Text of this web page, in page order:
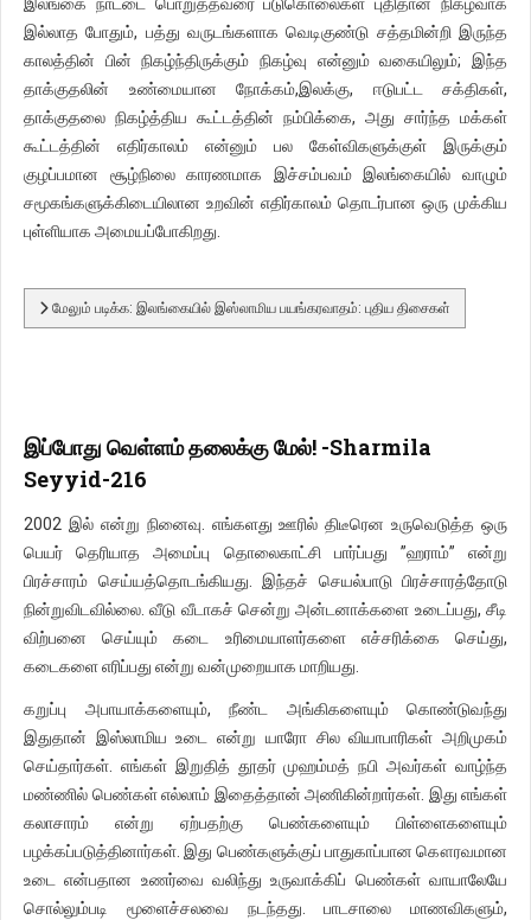
இலங்கை நாட்டை பொறுத்தவரை படுகொலைகள் புதிதான நிகழ்வாக
இல்லாத போதும், பத்து வருடங்களாக வெடிகுண்டு சத்தமின்றி இருந்த
காலத்தின் பின் நிகழ்ந்திருக்கும் நிகழ்வு என்னும் வகையிலும்; இந்த
தாக்குதலின் உண்மையான நோக்கம்,இலக்கு, ஈடுபட்ட சக்திகள்,
தாக்குதலை நிகழ்த்திய கூட்டத்தின் நம்பிக்கை, அது சார்ந்த மக்கள்
கூட்டத்தின் எதிர்காலம் என்னும் பல கேள்விகளுக்குள் இருக்கும்
குழப்பமான சூழ்நிலை காரணமாக இச்சம்பவம் இலங்கையில் வாழும்
சமூகங்களுக்கிடையிலான உறவின் எதிர்காலம் தொடர்பான ஒரு முக்கிய
புள்ளியாக அமையப்போகிறது.
மேலும் படிக்க: இலங்கையில் இஸ்லாமிய பயங்கரவாதம்: புதிய திசைகள்
இப்போது வெள்ளம் தலைக்கு மேல்! -Sharmila
Seyyid-216
2002 இல் என்று நினைவு. எங்களது ஊரில் திடீரென உருவெடுத்த ஒரு
பெயர் தெரியாத அமைப்பு தொலைகாட்சி பார்ப்பது ”ஹராம்” என்று
பிரச்சாரம் செய்யத்தொடங்கியது. இந்தச் செயல்பாடு பிரச்சாரத்தோடு
நின்றுவிடவில்லை. வீடு வீடாகச் சென்று அன்டனாக்களை உடைப்பது, சீடி
விற்பனை செய்யும் கடை உரிமையாளர்களை எச்சரிக்கை செய்து,
கடைகளை எரிப்பது என்று வன்முறையாக மாறியது.
கறுப்பு அபாயாக்களையும், நீண்ட அங்கிகளையும் கொண்டுவந்து
இதுதான் இஸ்லாமிய உடை என்று யாரோ சில வியாபாரிகள் அறிமுகம்
செய்தார்கள். எங்கள் இறுதித் தூதர் முஹம்மத் நபி அவர்கள் வாழ்ந்த
மண்ணில் பெண்கள் எல்லாம் இதைத்தான் அணிகின்றார்கள். இது எங்கள்
கலாசாரம் என்று ஏற்பதற்கு பெண்களையும் பிள்ளைகளையும்
பழக்கப்படுத்தினார்கள். இது பெண்களுக்குப் பாதுகாப்பான கௌரவமான
உடை என்பதான உணர்வை வலிந்து உருவாக்கிப் பெண்கள் வாயாலேயே
சொல்லும்படி மூளைச்சலவை நடந்தது. பாடசாலை மாணவிகளும்,